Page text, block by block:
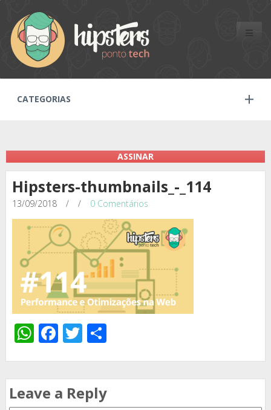
Toggle
CATEGORIAS
ASSINAR
Hipsters-thumbnails_-_114
13/09/2018 / / 0 Comentários
WhatsApp
Facebook
Twitter
Leave a Reply